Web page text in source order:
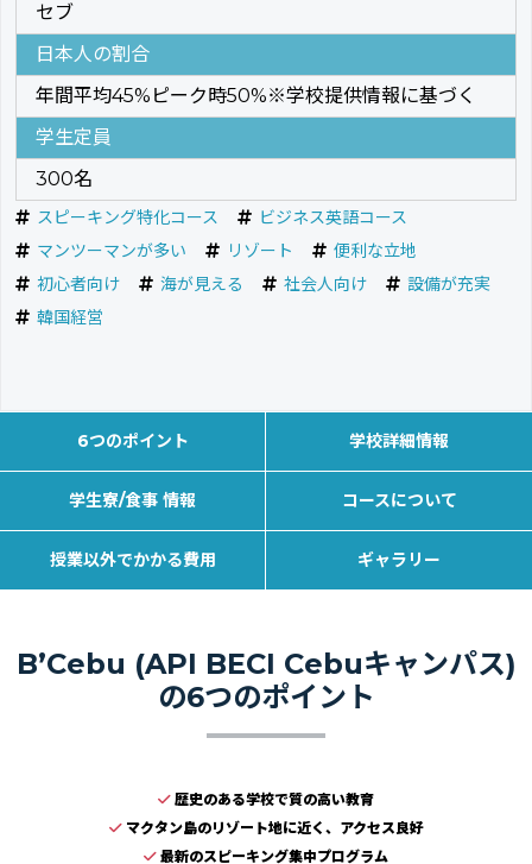
セブ
日本人の割合
年間平均45%ピーク時50%※学校提供情報に基づく
学生定員
300名
スピーキング特化コース
ビジネス英語コース
マンツーマンが多い
リゾート
便利な立地
初心者向け
海が見える 社会人向け
設備が充実
韓国経営
6つのポイント 学校詳細情報
学生寮/食事 情報 コースについて
授業以外でかかる費用 ギャラリー
B’Cebu (API BECI Cebuキャンパス)
の6つのポイント
歴史のある学校で質の高い教育
マクタン島のリゾート地に近く、アクセス良好
最新のスピーキング集中プログラム